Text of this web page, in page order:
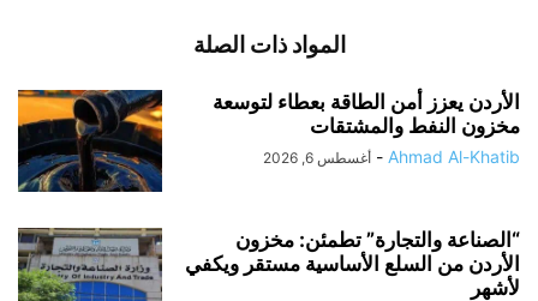
المواد ذات الصلة
الأردن يعزز أمن الطاقة بعطاء لتوسعة
مخزون النفط والمشتقات
Ahmad Al-Khatib
- أغسطس 6, 2026
“الصناعة والتجارة” تطمئن: مخزون
الأردن من السلع الأساسية مستقر ويكفي
لأشهر